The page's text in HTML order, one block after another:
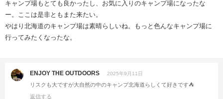
キャンプ場もとても良かったし、お気に入りのキャンプ場になったな
ー。ここは是非ともまた来たい。
やはり北海道のキャンプ場は素晴らしいね。もっと色んなキャンプ場に
行ってみたくなったな。
ENJOY THE OUTDOORS 2025年9月11日
リスクも大ですが大自然の中のキャンプ北海道らしくて好きです⛺️
返信する